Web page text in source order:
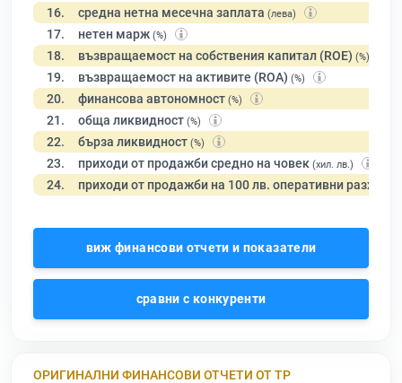
16. средна нетна месечна заплата (лева)
17. нетен марж (%)
18. възвращаемост на собствения капитал (ROE) (%)
19. възвращаемост на активите (ROA) (%)
20. финансова автономност (%)
21. обща ликвидност (%)
22. бърза ликвидност (%)
23. приходи от продажби средно на човек (хил. лв.)
24. приходи от продажби на 100 лв. оперативни разходи
виж финансови отчети и показатели
сравни с конкуренти
ОРИГИНАЛНИ ФИНАНСОВИ ОТЧЕТИ ОТ ТР